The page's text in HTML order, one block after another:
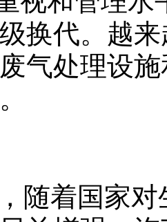
换代。越
气处理设
随着国家